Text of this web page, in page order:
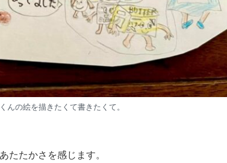
んの絵を描きたくて書きたくて。
たたかさを感じます。